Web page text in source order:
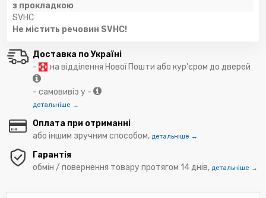
з прокладкою
SVHC
Не містить речовин SVHC!
Доставка по Україні
-
на відділення Нової Пошти або кур'єром до дверей
- самовивіз у -
детальніше →
Оплата при отриманні
або іншим зручним способом, детальніше →
Гарантія
обмін / повернення товару протягом 14 днів, детальніше →